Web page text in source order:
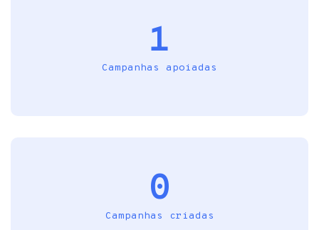
1
Campanhas apoiadas
0
Campanhas criadas